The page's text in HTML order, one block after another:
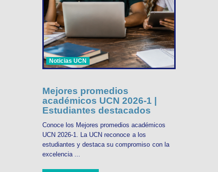
Noticias UCN
Mejores promedios
académicos UCN 2026-1 |
Estudiantes destacados
Conoce los Mejores promedios académicos
UCN 2026-1. La UCN reconoce a los
estudiantes y destaca su compromiso con la
excelencia ...